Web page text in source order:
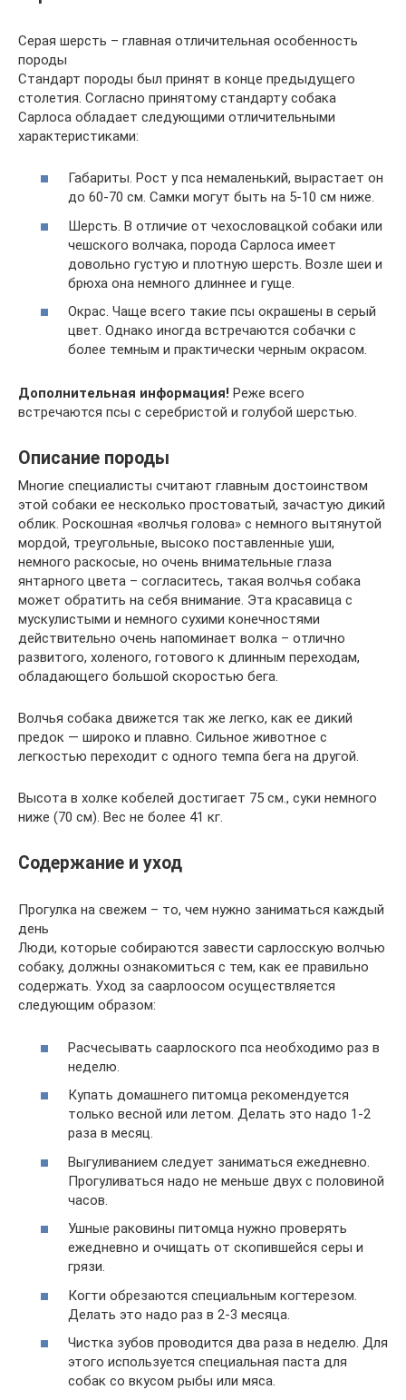
Серая шерсть – главная отличительная особенность
породы
Стандарт породы был принят в конце предыдущего
столетия. Согласно принятому стандарту собака
Сарлоса обладает следующими отличительными
характеристиками:
Габариты. Рост у пса немаленький, вырастает он
до 60-70 см. Самки могут быть на 5-10 см ниже.
Шерсть. В отличие от чехословацкой собаки или
чешского волчака, порода Сарлоса имеет
довольно густую и плотную шерсть. Возле шеи и
брюха она немного длиннее и гуще.
Окрас. Чаще всего такие псы окрашены в серый
цвет. Однако иногда встречаются собачки с
более темным и практически черным окрасом.
Дополнительная информация! Реже всего
встречаются псы с серебристой и голубой шерстью.
Описание породы
Многие специалисты считают главным достоинством
этой собаки ее несколько простоватый, зачастую дикий
облик. Роскошная «волчья голова» с немного вытянутой
мордой, треугольные, высоко поставленные уши,
немного раскосые, но очень внимательные глаза
янтарного цвета – согласитесь, такая волчья собака
может обратить на себя внимание. Эта красавица с
мускулистыми и немного сухими конечностями
действительно очень напоминает волка – отлично
развитого, холеного, готового к длинным переходам,
обладающего большой скоростью бега.
Волчья собака движется так же легко, как ее дикий
предок — широко и плавно. Сильное животное с
легкостью переходит с одного темпа бега на другой.
Высота в холке кобелей достигает 75 см., суки немного
ниже (70 см). Вес не более 41 кг.
Содержание и уход
Прогулка на свежем – то, чем нужно заниматься каждый
день
Люди, которые собираются завести сарлосскую волчью
собаку, должны ознакомиться с тем, как ее правильно
содержать. Уход за саарлоосом осуществляется
следующим образом:
Расчесывать саарлоского пса необходимо раз в
неделю.
Купать домашнего питомца рекомендуется
только весной или летом. Делать это надо 1-2
раза в месяц.
Выгуливанием следует заниматься ежедневно.
Прогуливаться надо не меньше двух с половиной
часов.
Ушные раковины питомца нужно проверять
ежедневно и очищать от скопившейся серы и
грязи.
Когти обрезаются специальным когтерезом.
Делать это надо раз в 2-3 месяца.
Чистка зубов проводится два раза в неделю. Для
этого используется специальная паста для
собак со вкусом рыбы или мяса.